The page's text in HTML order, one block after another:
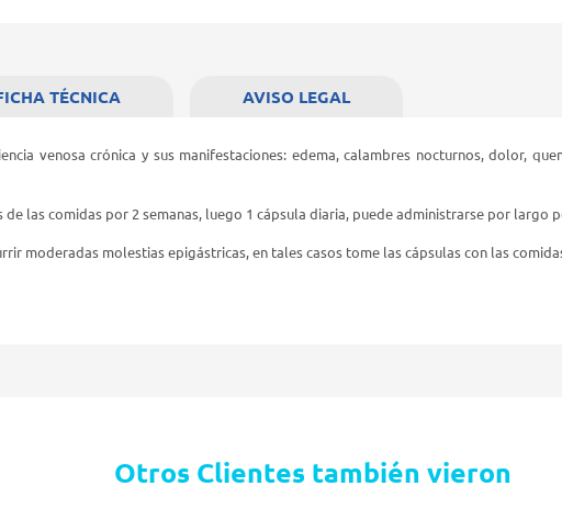
venosa crónica y sus manifestaciones: edema, calambres nocturnos, dolor,
de las comidas por 2 semanas, luego 1 cápsula diaria, puede administrarse por largo
moderadas molestias epigástricas, en tales casos tome las cápsulas con las
TÉCNICA AVISO LEGAL
Otros Clientes también vieron